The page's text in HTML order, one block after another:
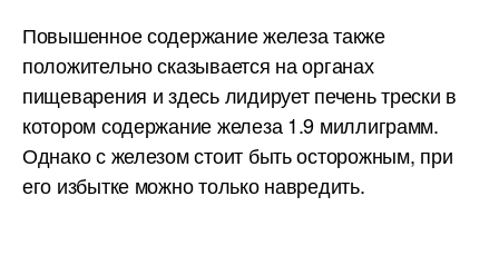
Повышенное содержание железа также
положительно сказывается на органах
пищеварения и здесь лидирует печень трески в
котором содержание железа 1.9 миллиграмм.
Однако с железом стоит быть осторожным, при
его избытке можно только навредить.